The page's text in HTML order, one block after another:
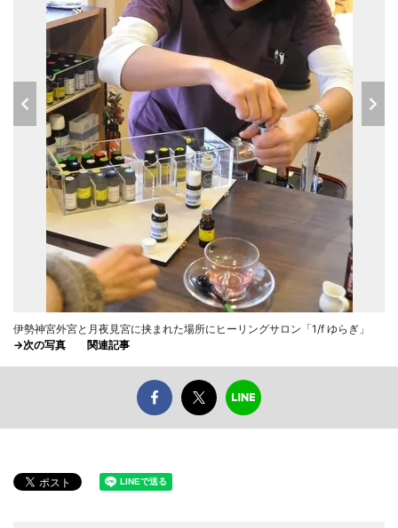
伊勢神宮外宮と月夜見宮に挟まれた場所にヒーリングサロン「1/f ゆらぎ」
→次の写真
関連記事